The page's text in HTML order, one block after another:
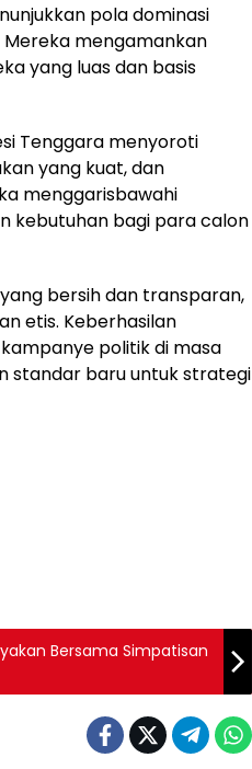
pola dominasi
Mereka mengamankan
yang luas dan basis
Tenggara menyoroti
yang kuat, dan
menggarisbawahi
kebutuhan bagi para calon
bersih dan transparan,
etis. Keberhasilan
politik di masa
standar baru untuk strategi
Bersama Simpatisan